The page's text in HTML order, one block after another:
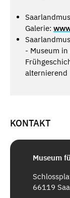
Galerie:
- Museum
alternierend
KONTAKT
Museum
66119